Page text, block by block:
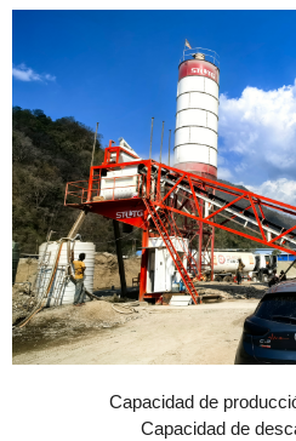
Capacidad de
Capacidad de